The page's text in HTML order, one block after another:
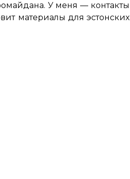
У меня — контакты
материалы для эстонских